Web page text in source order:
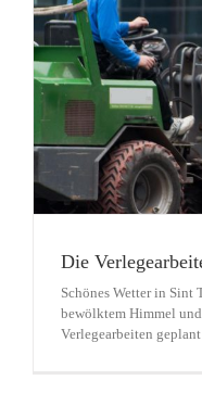
Die
Schönes Wetter in
bewölktem Himmel
Verlegearbeiten